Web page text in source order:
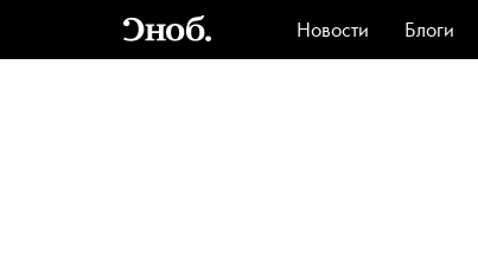
Новости Блоги
Стиль